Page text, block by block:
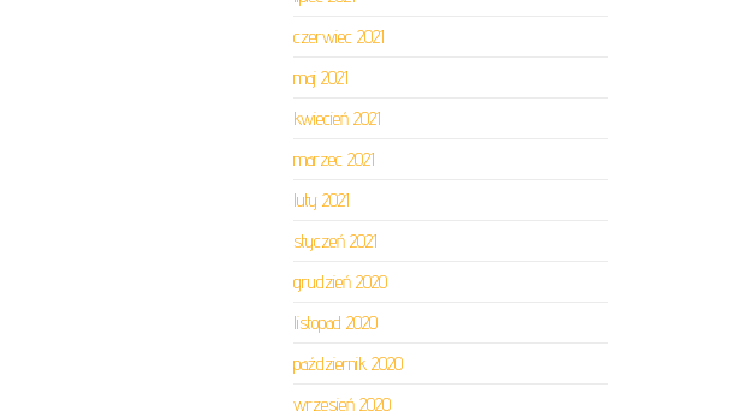
czerwiec 2021
maj 2021
kwiecień 2021
marzec 2021
luty 2021
styczeń 2021
grudzień 2020
listopad 2020
październik 2020
wrzesień 2020